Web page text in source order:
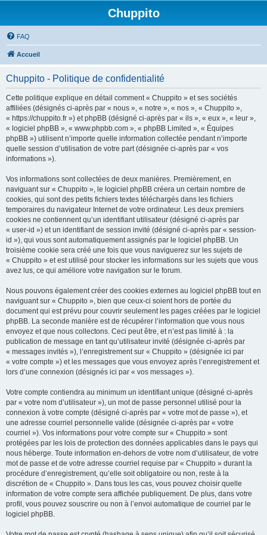
Chuppito
FAQ
Accueil
Chuppito - Politique de confidentialité
Cette politique explique en détail comment « Chuppito » et ses sociétés
affiliées (désignés ci-après par « nous », « notre », « nos », « Chuppito »,
« https://chuppito.fr ») et phpBB (désigné ci-après par « ils », « eux », « leur »,
« logiciel phpBB », « www.phpbb.com », « phpBB Limited », « Équipes
phpBB ») utilisent n’importe quelle information collectée pendant n’importe
quelle session d’utilisation de votre part (désignée ci-après par « vos
informations »).
Vos informations sont collectées de deux manières. Premièrement, en
naviguant sur « Chuppito », le logiciel phpBB créera un certain nombre de
cookies, qui sont des petits fichiers textes téléchargés dans les fichiers
temporaires du navigateur Internet de votre ordinateur. Les deux premiers
cookies ne contiennent qu’un identifiant utilisateur (désigné ci-après par
« user-id ») et un identifiant de session invité (désigné ci-après par « session-
id »), qui vous sont automatiquement assignés par le logiciel phpBB. Un
troisième cookie sera créé une fois que vous naviguerez sur les sujets de
« Chuppito » et est utilisé pour stocker les informations sur les sujets que vous
avez lus, ce qui améliore votre navigation sur le forum.
Nous pouvons également créer des cookies externes au logiciel phpBB tout en
naviguant sur « Chuppito », bien que ceux-ci soient hors de portée du
document qui est prévu pour couvrir seulement les pages créées par le logiciel
phpBB. La seconde manière est de récupérer l’information que vous nous
envoyez et que nous collectons. Ceci peut être, et n’est pas limité à : la
publication de message en tant qu’utilisateur invité (désignée ci-après par
« messages invités »), l’enregistrement sur « Chuppito » (désignée ici par
« votre compte ») et les messages que vous envoyez après l’enregistrement et
lors d’une connexion (désignés ici par « vos messages »).
Votre compte contiendra au minimum un identifiant unique (désigné ci-après
par « votre nom d’utilisateur »), un mot de passe personnel utilisé pour la
connexion à votre compte (désigné ci-après par « votre mot de passe »), et
une adresse courriel personnelle valide (désignée ci-après par « votre
courriel »). Vos informations pour votre compte sur « Chuppito » sont
protégées par les lois de protection des données applicables dans le pays qui
nous héberge. Toute information en-dehors de votre nom d’utilisateur, de votre
mot de passe et de votre adresse courriel requise par « Chuppito » durant la
procédure d’enregistrement, qu’elle soit obligatoire ou non, reste à la
discrétion de « Chuppito ». Dans tous les cas, vous pouvez choisir quelle
information de votre compte sera affichée publiquement. De plus, dans votre
profil, vous pouvez souscrire ou non à l’envoi automatique de courriel par le
logiciel phpBB.